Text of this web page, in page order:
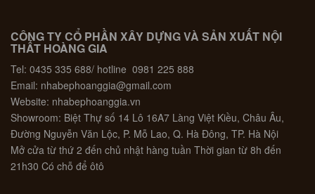
CÔNG TY CỔ PHẦN XÂY DỰNG VÀ SẢN XUẤT NỘI
THẤT HOÀNG GIA
Tel: 0435 335 688/ hotline 0981 225 888
Email: nhabephoanggia@gmail.com
Website: nhabephoanggia.vn
Showroom: Biệt Thự số 14 Lô 16A7 Làng Việt Kiều, Châu Âu,
Đường Nguyễn Văn Lộc, P. Mỗ Lao, Q. Hà Đông, TP. Hà Nội
Mở cửa từ thứ 2 đến chủ nhật hàng tuần Thời gian từ 8h đến
21h30 Có chỗ để ôtô